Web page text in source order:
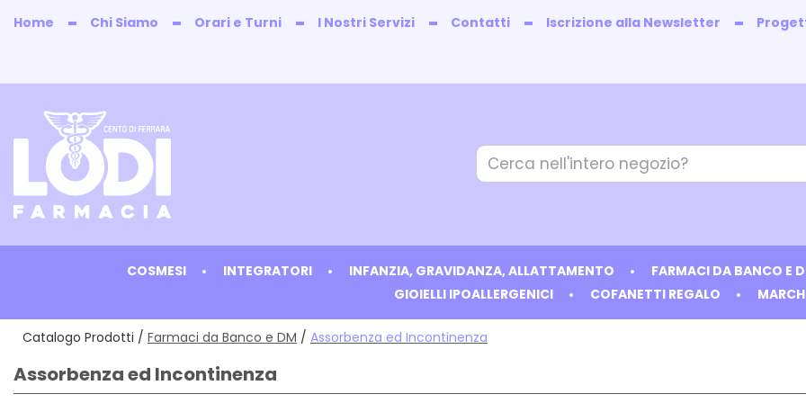
Home Chi Siamo Orari e Turni I Nostri Servizi Contatti Iscrizione alla Newsletter
Farmacia
Lodi
Cerca
Prodotto
COSMESI INTEGRATORI INFANZIA, GRAVIDANZA, ALLATTAMENTO FARMACI DA BANCO E
GIOIELLI IPOALLERGENICI
COFANETTI REGALO
Catalogo Prodotti / Farmaci da Banco e DM / Assorbenza ed Incontinenza
Assorbenza ed Incontinenza